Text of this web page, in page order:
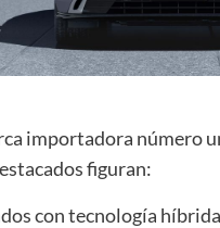
importadora número
figuran:
con tecnología